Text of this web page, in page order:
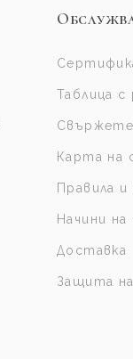
Таблица с
Свържете
Карта на
Правила и
Начини на
Доставка
Защита